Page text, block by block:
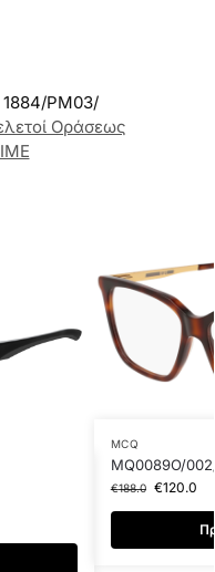
1884/PM03/
Οράσεως
MCQ
MQ0089O/
€188.0 €120.0